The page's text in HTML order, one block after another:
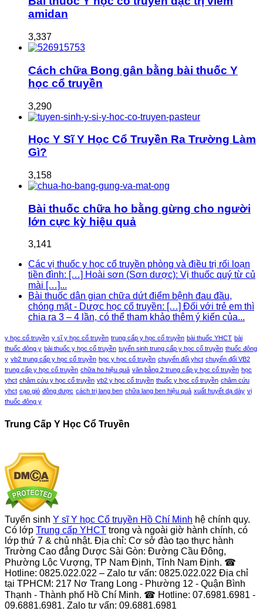
amidan
3,337
Cách chữa Bong gân bằng bài thuốc Y
học cổ truyền
3,290
Học Y Sĩ Y Học Cổ Truyền Ra Trường Làm
Gì?
3,158
Bài thuốc chữa ho bằng gừng cho người
lớn cực kỳ hiệu quả
3,141
Các vị thuốc y học cổ truyền phòng và điều trị rối loạn
tiền đình: […] Hoài sơn (Sơn dược): Vị thuốc quý từ củ
mài […]...
Bài thuốc dân gian chữa dứt điểm bệnh đau đầu,
chóng mặt - Dược học cổ truyền: […] Đối với trẻ em thì
chia ra 3 – 4 lần, có thể tham khảo thêm ý kiến của...
y học cổ truyền y sĩ y học cổ truyền trung cấp y học cổ truyền bài thuốc YHCT bài
thuốc đông y bài thuốc y học cổ truyền tuyển sinh trung cấp y học cổ truyền thuốc đông
y vb2 trung cấp y học cổ truyền học y học cổ truyền chuyển đổi yhct chuyển đổi VB2
trung cấp y học cổ truyền chữa ho hiệu quả văn bằng 2 trung cấp y học cổ truyền học
yhct châm cứu y học cổ truyền vb2 y học cổ truyền thuốc y học cổ truyền châm cứu
yhct cạo gió đông dược cách trị lang ben chữa lang ben hiệu quả xuất huyết dạ dày vị
thuốc đông y
Trung Cấp Y Học Cổ Truyền
Tuyển sinh Y sĩ Y học Cổ truyền Hồ Chí Minh hệ chính quy.
Có lớp Trung cấp YHCT trong và ngoài giờ hành chính, có
lớp thứ 7 & chủ nhật. Địa chỉ: Cơ sở đào tạo thực hành
Trường Cao đẳng Dược Sài Gòn: Đường Cầu Đông,
Phường Lộc Vượng, TP Nam Định, Tỉnh Nam Định. ☎
Hotline: 0825.022.022 – Zalo tư vấn: 0825.022.022 Địa chỉ
tại TPHCM: 217 Nơ Trang Long - Phường 12 - Quận Bình
Thạnh - Thành phố Hồ Chí Minh. ☎ Hotline: 07.6981.6981 -
09.6881.6981. Zalo tư vấn: 09.6881.6981